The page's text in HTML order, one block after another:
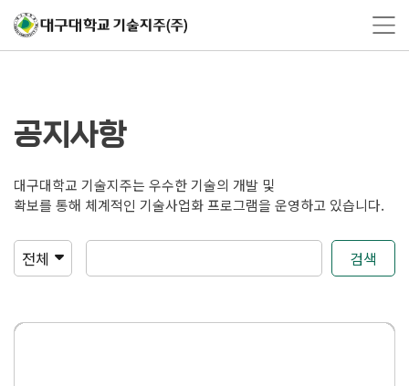
공지사항
대구대학교 기술지주는 우수한 기술의 개발 및
확보를 통해 체계적인 기술사업화 프로그램을 운영하고 있습니다.
검색